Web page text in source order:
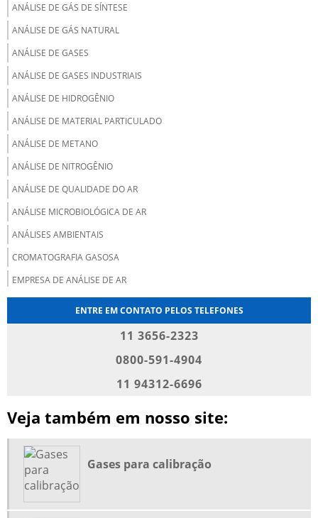
ANÁLISE DE GÁS DE SÍNTESE
ANÁLISE DE GÁS NATURAL
ANÁLISE DE GASES
ANÁLISE DE GASES INDUSTRIAIS
ANÁLISE DE HIDROGÊNIO
ANÁLISE DE MATERIAL PARTICULADO
ANÁLISE DE METANO
ANÁLISE DE NITROGÊNIO
ANÁLISE DE QUALIDADE DO AR
ANÁLISE MICROBIOLÓGICA DE AR
ANÁLISES AMBIENTAIS
CROMATOGRAFIA GASOSA
EMPRESA DE ANÁLISE DE AR
EMPRESAS DE GASES INDUSTRIAIS
FORNECEDORES DE GASES INDUSTRIAIS
GASES ESPECIAIS
GASES ESPECIAIS PARA CALIBRAÇÃO
ENTRE EM CONTATO PELOS TELEFONES
11 3656-2323
0800-591-4904
11 94312-6696
Veja também em nosso site:
Gases para calibração